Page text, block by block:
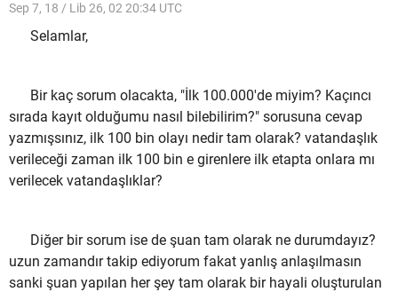
Sep 7, 18 / Lib 26, 02 20:34 UTC
Selamlar,
Bir kaç sorum olacakta, "İlk 100.000'de miyim? Kaçıncı
sırada kayıt olduğumu nasıl bilebilirim?" sorusuna cevap
yazmışsınız, ilk 100 bin olayı nedir tam olarak? vatandaşlık
verileceği zaman ilk 100 bin e girenlere ilk etapta onlara mı
verilecek vatandaşlıklar?
Diğer bir sorum ise de şuan tam olarak ne durumdayız?
uzun zamandır takip ediyorum fakat yanlış anlaşılmasın
sanki şuan yapılan her şey tam olarak bir hayali oluşturulan